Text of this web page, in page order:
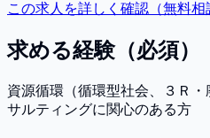
この求人を詳しく確認（無料相
求める経験（必須）
資源循環（循環型社会、３Ｒ
サルティングに関心のある方